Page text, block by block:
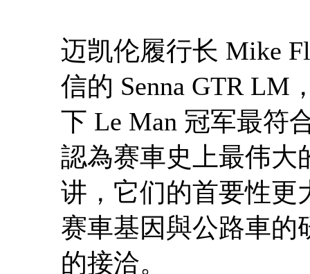
迈凯伦履行长 Mike
信的 Senna GTR LM
下 Le Man 冠军最符
認為赛車史上最伟大
讲，它们的首要性更
赛車基因與公路車的
的接洽。